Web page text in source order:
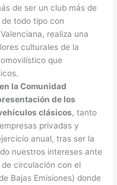
de ser un club más de
todo tipo con
realiza una
culturales de la
que
la Comunidad
de los
clásicos, tanto
privadas y
anual, tras ser la
nuestros intereses ante
circulación con el
Bajas Emisiones) donde